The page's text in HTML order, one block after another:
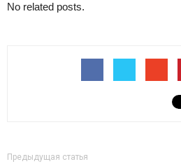
No related posts.
Предыдущая статья